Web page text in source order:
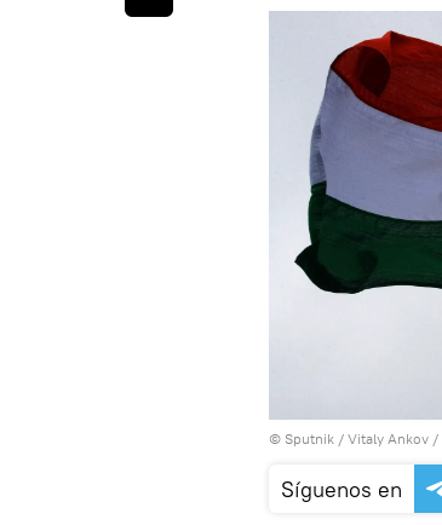
© Sputnik / Vitaly Ankov /
Síguenos en